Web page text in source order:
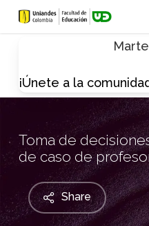
Skip
¡Únete a la
Toma de
de caso de
Share